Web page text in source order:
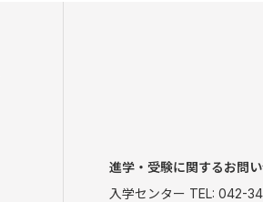
進学・受験に関するお問
入学センター TEL: 042-